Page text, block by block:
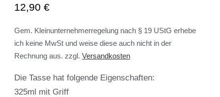
12,90 €
Gem. Kleinunternehmerregelung nach § 19 UStG erhebe
ich keine MwSt und weise diese auch nicht in der
Rechnung aus. zzgl. Versandkosten
Die Tasse hat folgende Eigenschaften:
325ml mit Griff